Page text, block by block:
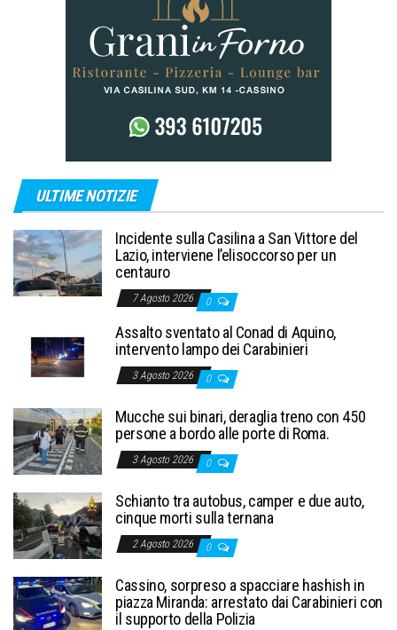
ULTIME NOTIZIE
Incidente sulla Casilina a San Vittore del
Lazio, interviene l’elisoccorso per un
centauro
7 Agosto 2026 0
Assalto sventato al Conad di Aquino,
intervento lampo dei Carabinieri
3 Agosto 2026 0
Mucche sui binari, deraglia treno con 450
persone a bordo alle porte di Roma.
3 Agosto 2026 0
Schianto tra autobus, camper e due auto,
cinque morti sulla ternana
2 Agosto 2026 0
Cassino, sorpreso a spacciare hashish in
piazza Miranda: arrestato dai Carabinieri con
il supporto della Polizia